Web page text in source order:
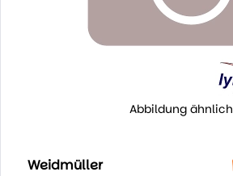
Abbildung ähnlich
Weidmüller